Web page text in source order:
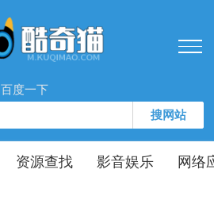
百度一下
搜网站
资源查找 影音娱乐 网络